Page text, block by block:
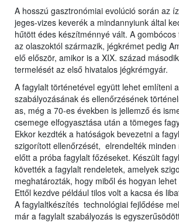
A hosszú gasztronómiai evolúció során az
jeges-vizes keverék a mindannyiunk által
hűtött édes készítménnyé vált. A
az olaszoktól származik, jégkrémet pedig
elő először, amikor is a XIX. század
termelését az első hivatalos jégkrémgyár.
A fagylalt történetével együtt lehet említeni
szabályozásának és ellenőrzésének
as, még a 70-es években is jellemző és
csemege elfogyasztása után a tömeges
Ekkor kezdték a hatóságok bevezetni a
szigorított ellenőrzését, elrendelték minden
előtt a próba fagylalt főzéseket. Készült
követték a fagylalt rendeletek, amelyek
meghatározták, hogy miből és hogyan
Ettől kezdve például tilos volt a kacsa és
A fagylaltkészítés technológiai fejlődése
már a fagylalt szabályozás is